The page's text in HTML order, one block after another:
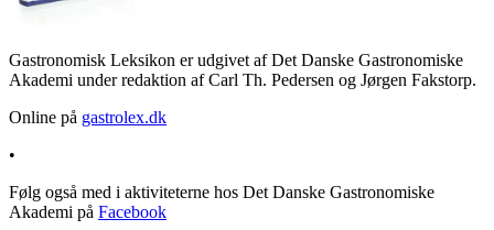
Gastronomisk Leksikon er udgivet af Det Danske Gastronomiske
Akademi under redaktion af Carl Th. Pedersen og Jørgen Fakstorp.
Online på gastrolex.dk
•
Følg også med i aktiviteterne hos Det Danske Gastronomiske
Akademi på Facebook